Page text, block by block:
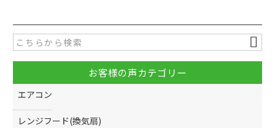
e
b
o
o
k
er
お客様の声カテゴリー
エアコン
レンジフード(換気扇)